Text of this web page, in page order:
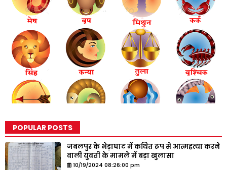
POPULAR POSTS
जबलपुर के भेड़ाघाट में कथित रूप से आत्महत्या करने
वाली युवती के मामले में बड़ा खुलासा
10/19/2024 08:26:00 pm